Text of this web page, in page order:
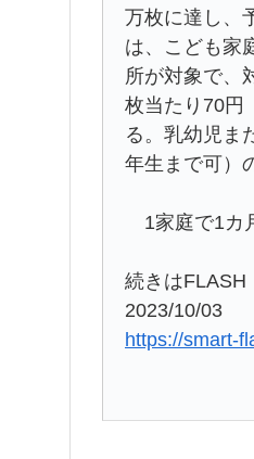
万枚に達し、
は、こども家
所が対象で、
枚当たり70円
る。乳幼児ま
年生まで可）
1家庭で1カ
続きはFLASH
2023/10/03
https://smart-